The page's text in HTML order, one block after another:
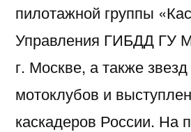
пилотажной группы
Управления ГИБДД ГУ
г. Москве, а также
мотоклубов и
каскадеров России. На